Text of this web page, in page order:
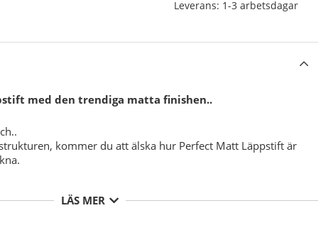
Leverans: 1-3 arbetsdagar
med den trendiga matta finishen..
kommer du att älska hur Perfect Matt Läppstift är
och optimal komfort.
LÄS MER